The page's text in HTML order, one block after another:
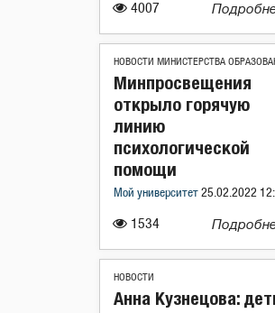
4007
НОВОСТИ МИНИСТЕРСТВА
1534
Минпросвещения
открыло горячую
линию
психологической
помощи
Мой университет 25.02.2022
НОВОСТИ
Анна Кузнецова: